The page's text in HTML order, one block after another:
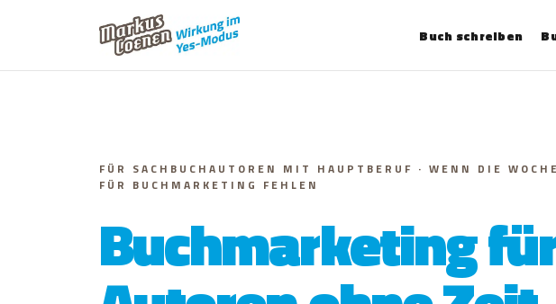
Buch schreiben
FÜR SACHBUCHAUTOREN MIT HAUPTBERUF · WENN DIE
FÜR BUCHMARKETING FEHLEN
Buchmarketing